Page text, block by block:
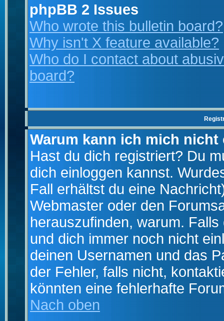
phpBB 2 Issues
Who wrote this bulletin board?
Why isn't X feature available?
Who do I contact about
board?
Warum kann ich mich nicht
Hast du dich registriert? Du
dich einloggen kannst.
Fall erhältst du eine
Webmaster oder den
herauszufinden, warum.
und dich immer noch nicht
deinen Usernamen und das
der Fehler, falls nicht,
könnten eine fehlerhafte
Nach oben